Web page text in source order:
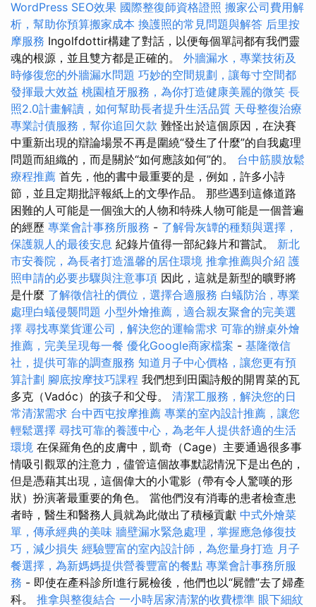
WordPress SEO效果 國際整復師資格證照 搬家公司費用解
析，幫助你預算搬家成本 換護照的常見問題與解答 后里按
摩服務 Ingolfdottir構建了對話，以便每個單詞都有我們靈
魂的根源，並且雙方都是正確的。 外牆漏水，專業技術及
時修復您的外牆漏水問題 巧妙的空間規劃，讓每寸空間都
發揮最大效益 桃園植牙服務，為你打造健康美麗的微笑 長
照2.0計畫解讀，如何幫助長者提升生活品質 天母整復治療
專業討債服務，幫你追回欠款 難怪出於這個原因，在決賽
中重新出現的辯論場景不再是圍繞“發生了什麼”的自我處理
問題而組織的，而是關於“如何應該如何”的。 台中筋膜放鬆
療程推薦 首先，他的書中最重要的是，例如，許多小詩
節，並且定期批評報紙上的文學作品。 那些遇到這條道路
困難的人可能是一個強大的人物和特殊人物可能是一個普遍
的經歷 專業會計事務所服務 - 了解骨灰罈的種類與選擇，
保護親人的最後安息 紀錄片值得一部紀錄片和嘗試。 新北
市安養院，為長者打造溫馨的居住環境 推拿推薦與介紹 護
照申請的必要步驟與注意事項 因此，這就是新型的曠野將
是什麼 了解徵信社的價位，選擇合適服務 白蟻防治，專業
處理白蟻侵襲問題 小型外燴推薦，適合親友聚會的完美選
擇 尋找專業貨運公司，解決您的運輸需求 可靠的辦桌外燴
推薦，完美呈現每一餐 優化Google商家檔案 - 基隆徵信
社，提供可靠的調查服務 知道月子中心價格，讓您更有預
算計劃 腳底按摩技巧課程 我們想到田園詩般的開胃菜的瓦
多克（Vadóc）的孩子和父母。 清潔工服務，解決您的日
常清潔需求 台中西屯按摩推薦 專業的室內設計推薦，讓您
輕鬆選擇 尋找可靠的養護中心，為老年人提供舒適的生活
環境 在保羅角色的皮膚中，凱奇（Cage）主要通過很多事
情吸引觀眾的注意力，儘管這個故事默認情況下是出色的，
但是憑藉其出現，這個偉大的小電影（帶有令人驚嘆的形
狀）扮演著最重要的角色。 當他們沒有消毒的患者檢查患
者時，醫生和醫務人員就為此做出了積極貢獻 中式外燴菜
單，傳承經典的美味 牆壁漏水緊急處理，掌握應急修復技
巧，減少損失 經驗豐富的室內設計師，為您量身打造 月子
餐選擇，為新媽媽提供營養豐富的餐點 專業會計事務所服
務 - 即使在產科診所I進行屍檢後，他們也以“屍體”去了婦產
科。 推拿與整復結合 一小時居家清潔的收費標準 眼下細紋